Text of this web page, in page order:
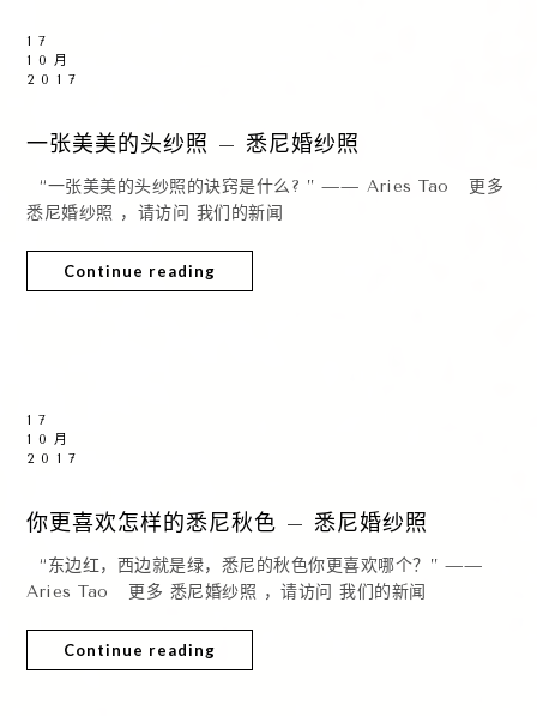
17
10月
2017
一张美美的头纱照 – 悉尼婚纱照
“一张美美的头纱照的诀窍是什么? ” —— Aries Tao 更多
悉尼婚纱照 ，请访问 我们的新闻
Continue reading
17
10月
2017
你更喜欢怎样的悉尼秋色 – 悉尼婚纱照
“东边红，西边就是绿，悉尼的秋色你更喜欢哪个？” ——
Aries Tao 更多 悉尼婚纱照 ，请访问 我们的新闻
Continue reading